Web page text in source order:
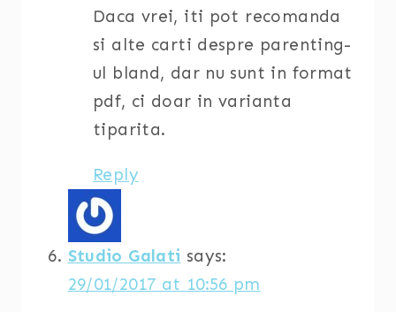
Daca vrei, iti pot recomanda
si alte carti despre parenting-
ul bland, dar nu sunt in format
pdf, ci doar in varianta
tiparita.
Reply
Studio Galati says:
29/01/2017 at 10:56 pm